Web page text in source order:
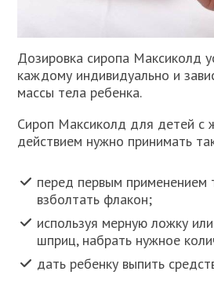
Дозировка сиропа Максиколд
каждому индивидуально и
массы тела ребенка.
Сироп Максиколд для детей
действием нужно принимать
перед первым применением
взболтать флакон;
используя мерную ложку
шприц, набрать нужное
дать ребенку выпить